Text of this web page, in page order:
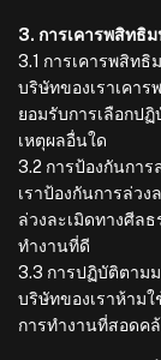
3. การเคารพสิทธิ
3.1 การเคารพสิท
บริษัทของเราเคา
ยอมรับการเลือกป
เหตุผลอื่นใด
3.2 การป้องกันการ
เราป้องกันการล่วง
ล่วงละเมิดทางศีล
ทำงานที่ดี
3.3 การปฏิบัติตาม
บริษัทของเราห้าม
การทำงานที่สอดค